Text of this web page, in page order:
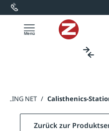
springen
NET / Calisthenics-
Zurück zur